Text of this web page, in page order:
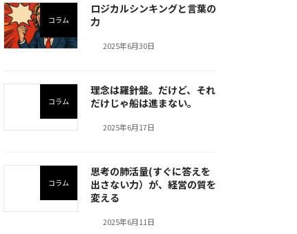
コラム
ロジカルシンキングと言葉の
力
2025年6月30日
コラム
理念は羅針盤。だけど、それ
だけじゃ船は進まない。
2025年6月17日
コラム
思考の肺活量(すぐに答えを
出さない力）が、経営の質を
変える
2025年6月11日